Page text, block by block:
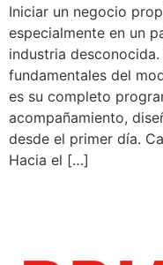
Iniciar un negocio
especialmente en un
industria
fundamentales del
es su completo
acompañamiento,
desde el primer día.
Hacia el […]